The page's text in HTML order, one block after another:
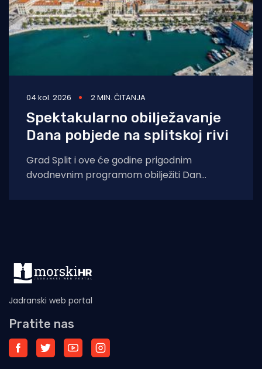
04 kol. 2026 2 MIN. ČITANJA
Spektakularno obilježavanje
Dana pobjede na splitskoj rivi
Grad Split i ove će godine prigodnim
dvodnevnim programom obilježiti Dan
Jadranski web portal
Pratite nas